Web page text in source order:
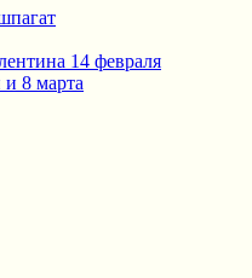
14 февраля
8 марта